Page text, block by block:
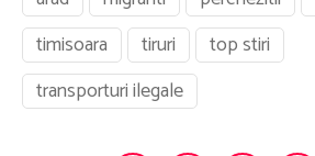
timisoara
tiruri
top stiri
transporturi ilegale